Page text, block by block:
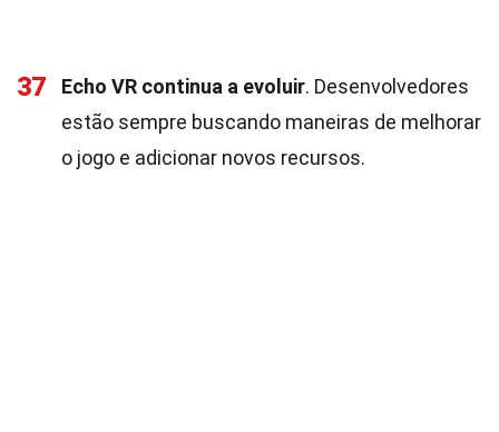
37 Echo VR continua a evoluir. Desenvolvedores
estão sempre buscando maneiras de melhorar
o jogo e adicionar novos recursos.